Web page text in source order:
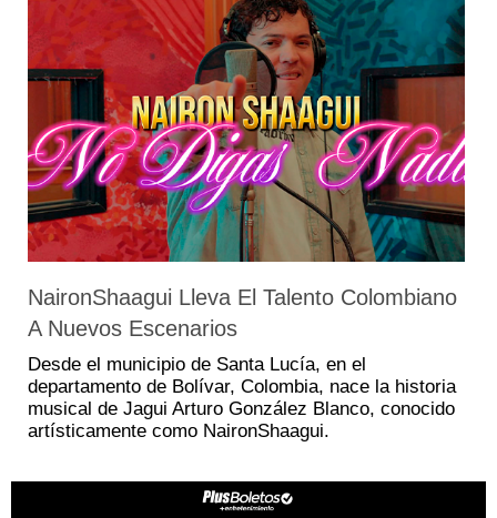
NaironShaagui Lleva El Talento Colombiano
A Nuevos Escenarios
Desde el municipio de Santa Lucía, en el
departamento de Bolívar, Colombia, nace la historia
musical de Jagui Arturo González Blanco, conocido
artísticamente como NaironShaagui.